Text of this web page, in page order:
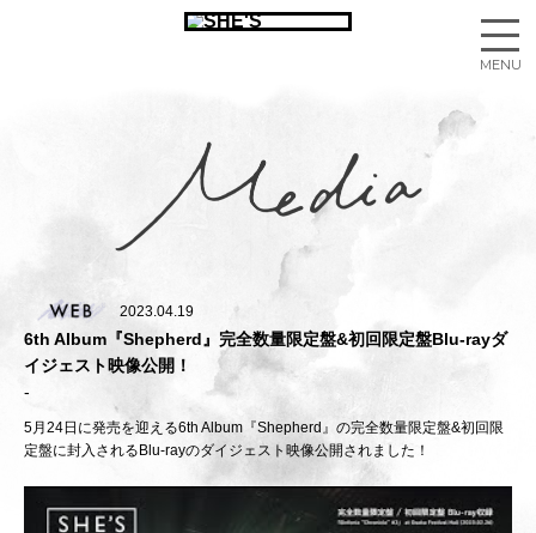
2023.04.19
6th Album『Shepherd』完全数量限定盤&初回限定盤Blu-rayダ
イジェスト映像公開！
5月24日に発売を迎える6th Album『Shepherd』の完全数量限定盤&初回限
定盤に封入されるBlu-rayのダイジェスト映像公開されました！